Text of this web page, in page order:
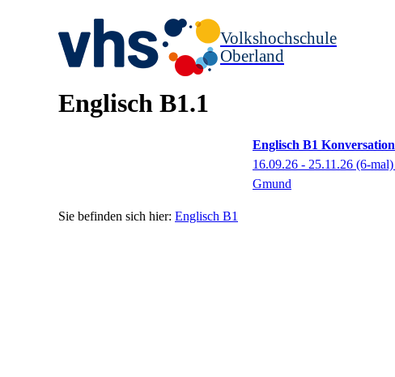
Volkshochschule
Oberland
Englisch B1.1
Englisch B1 Konversation
16.09.26 - 25.11.26 (6-mal)
Gmund
Englisch B1